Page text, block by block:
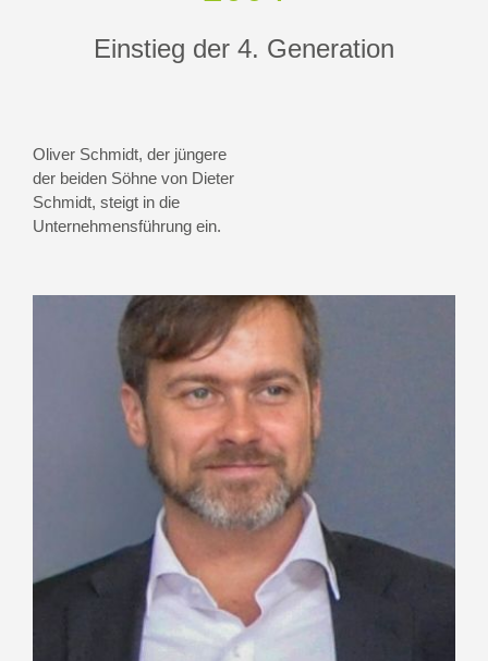
Einstieg der 4. Generation
Oliver Schmidt, der jüngere
der beiden Söhne von Dieter
Schmidt, steigt in die
Unternehmensführung ein.